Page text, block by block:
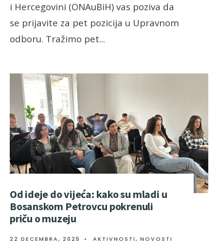
i Hercegovini (ONAuBiH) vas poziva da
se prijavite za pet pozicija u Upravnom
odboru. Tražimo pet...
Od ideje do vijeća: kako su mladi u
Bosanskom Petrovcu pokrenuli
priču o muzeju
22 DECEMBRA, 2025 • AKTIVNOSTI, NOVOSTI